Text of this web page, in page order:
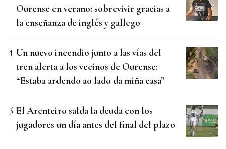
Ourense en verano: sobrevivir gracias a
la enseñanza de inglés y gallego
Un nuevo incendio junto a las vías del
tren alerta a los vecinos de Ourense:
“Estaba ardendo ao lado da miña casa”
El Arenteiro salda la deuda con los
jugadores un día antes del final del plazo